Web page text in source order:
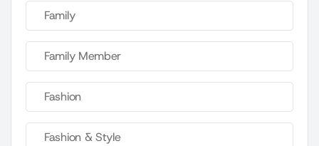
Family
Family Member
Fashion
Fashion & Style